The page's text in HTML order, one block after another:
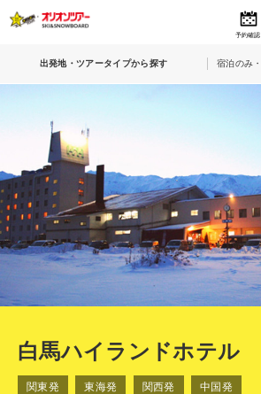
予約確認
出発地・ツアータイプから探す
白馬ハイランドホテル
関東発 東海発 関西発
中国発